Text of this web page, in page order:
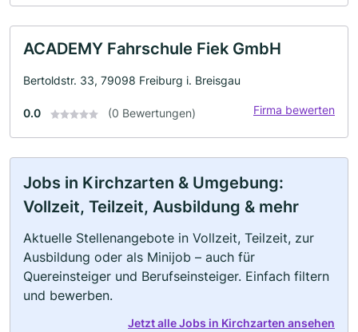
ACADEMY Fahrschule Fiek GmbH
Bertoldstr. 33, 79098 Freiburg i. Breisgau
0.0 (0 Bewertungen) Firma bewerten
Jobs in Kirchzarten & Umgebung:
Vollzeit, Teilzeit, Ausbildung & mehr
Aktuelle Stellenangebote in Vollzeit, Teilzeit, zur
Ausbildung oder als Minijob – auch für
Quereinsteiger und Berufseinsteiger. Einfach filtern
und bewerben.
Jetzt alle Jobs in Kirchzarten ansehen